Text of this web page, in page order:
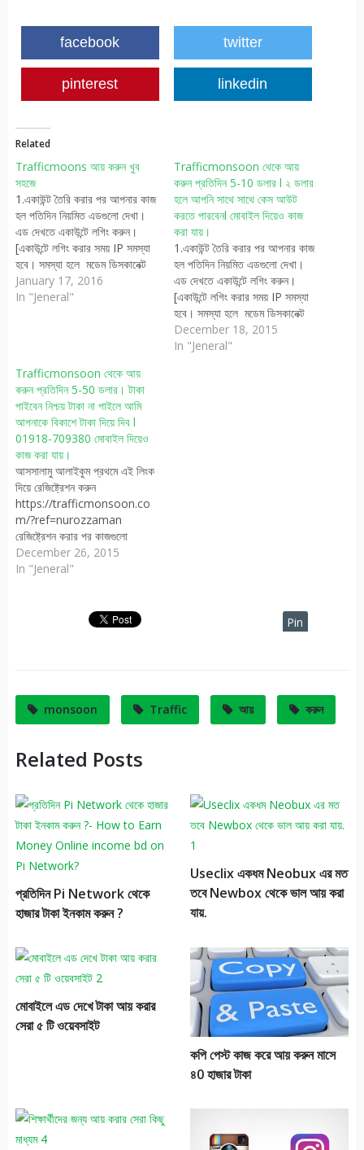
facebook twitter
pinterest linkedin
Related
Trafficmoons আয় করুন খুব
সহজে
1.একাউন্ট তৈরি করার পর আপনার কাজ
হল পতিদিন নিয়মিত এডগুলো দেখা।
এড দেখতে একাউন্টে লগিং করুন।
[একাউন্টে লগিং করার সময় IP সমস্যা
হবে। সমস্যা হলে মডেম ডিসকানেক্ট
করে আবার কানেক্ট করে লগিং করুন।]
লগিং করে কিছু এড পাবেন এড বেলু
January 17, 2016
In "Jeneral"
Trafficmonsoon থেকে আয়
করুন প্রতিদিন 5-10 ডলার l ২ ডলার
হলে আপনি সাথে সাথে কেস আউট
করতে পারবেনl মোবাইল দিয়েও কাজ
করা যায়।
1.একাউন্ট তৈরি করার পর আপনার কাজ
হল পতিদিন নিয়মিত এডগুলো দেখা।
এড দেখতে একাউন্টে লগিং করুন।
[একাউন্টে লগিং করার সময় IP সমস্যা
হবে। সমস্যা হলে মডেম ডিসকানেক্ট
করে আবার কানেক্ট করে লগিং করুন।]
লগিং করে কিছু এড পাবেন এড বেলু
December 18, 2015
In "Jeneral"
Trafficmonsoon থেকে আয়
করুন প্রতিদিন 5-50 ডলার। টাকা
পাইবেন নিশ্চয় টাকা না পাইলে আমি
আপনাকে বিকাশে টাকা দিয়ে দিব l
01918-709380 মোবাইল দিয়েও
কাজ করা যায়।
আসসালামু আলাইকুম প্রথমে এই লিংক
দিয়ে রেজিষ্ট্রেশন করুন
https://trafficmonsoon.co
m/?ref=nurozzaman
রেজিষ্ট্রেশন করার পর কাজগুলো
নিন্মরুপঃ 1.একাউন্ট তৈরি করার পর
আপনার কাজ হল পতিদিন নিয়মিত
সময় IP সমস্যা হবে। সমস্যা হলে
December 26, 2015
In "Jeneral"
Pin
monsoon Traffic আয় করুন
Related Posts
প্রতিদিন Pi Network থেকে
হাজার টাকা ইনকাম করুন ?
Useclix একধম Neobux এর মত
তবে Newbox থেকে ভাল আয় করা
যায়.
মোবাইলে এড দেখে টাকা আয় করার
সেরা ৫ টি ওয়েবসাইট
কপি পেস্ট কাজ করে আয় করুন মাসে
৪0 হাজার টাকা